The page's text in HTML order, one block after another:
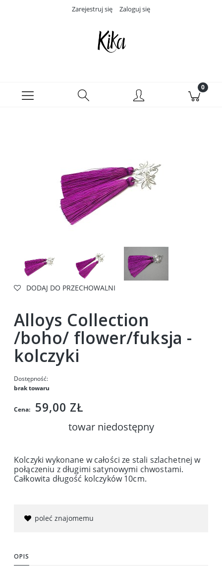
Zarejestruj się Zaloguj się
DODAJ DO PRZECHOWALNI
Alloys Collection
/boho/ flower/fuksja -
kolczyki
Dostępność:
brak towaru
Cena: 59,00 ZŁ
towar niedostępny
Kolczyki wykonane w całości ze stali szlachetnej w
połączeniu z długimi satynowymi chwostami.
Całkowita długość kolczyków 10cm.
poleć znajomemu
OPIS